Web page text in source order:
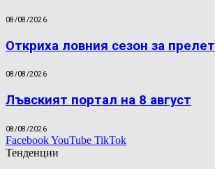
08/08/2026
Откриха ловния сезон за
08/08/2026
Лъвският портал на 8 август
08/08/2026
FacebookYouTube TikTok
Тенденции